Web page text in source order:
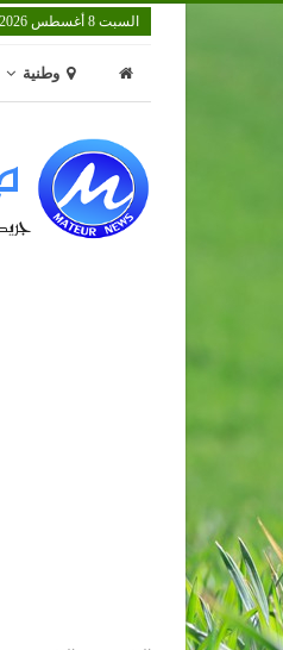
السبت 8 أغسطس 2026
وطنية